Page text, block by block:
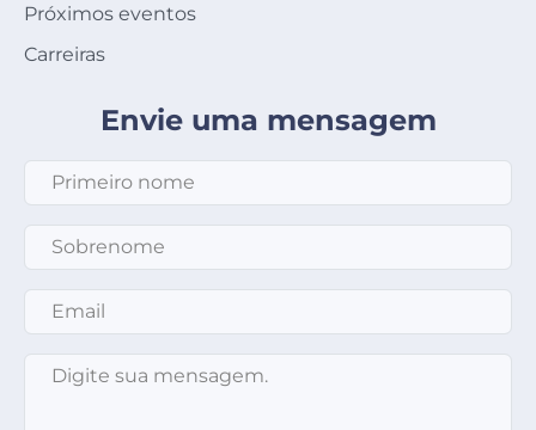
Próximos eventos
Carreiras
Envie uma mensagem
Primeiro nome
Sobrenome
Email
Mensagem